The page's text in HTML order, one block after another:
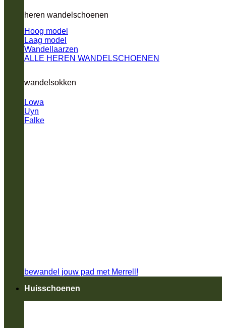
heren wandelschoenen
Hoog model
Laag model
Wandellaarzen
ALLE HEREN WANDELSCHOENEN
wandelsokken
Lowa
Uyn
Falke
bewandel jouw pad met Merrell!
Huisschoenen